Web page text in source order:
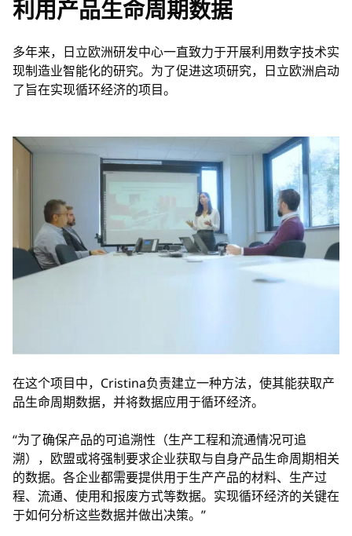
利用产品生命周期数据
多年来，日立欧洲研发中心一直致力于开展利用数字技术实
现制造业智能化的研究。为了促进这项研究，日立欧洲启动
了旨在实现循环经济的项目。
在这个项目中，Cristina负责建立一种方法，使其能获取产
品生命周期数据，并将数据应用于循环经济。
“为了确保产品的可追溯性（生产工程和流通情况可追
溯），欧盟或将强制要求企业获取与自身产品生命周期相关
的数据。各企业都需要提供用于生产产品的材料、生产过
程、流通、使用和报废方式等数据。实现循环经济的关键在
于如何分析这些数据并做出决策。”